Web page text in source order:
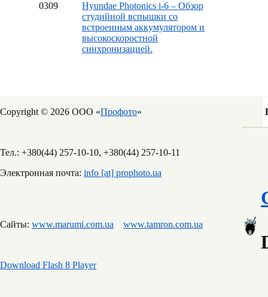
0309
Hyundae Photonics i-6 – Обзор
студийной вспышки со
встроенным аккумулятором и
высокоскоростной
синхронизацией.
Copyright © 2026 ООО «Профото»
Тел.: +380(44) 257-10-10, +380(44) 257-10-11
Электронная почта: info [at] prophoto.ua
Сайты: www.marumi.com.ua www.tamron.com.ua
Download Flash 8 Player